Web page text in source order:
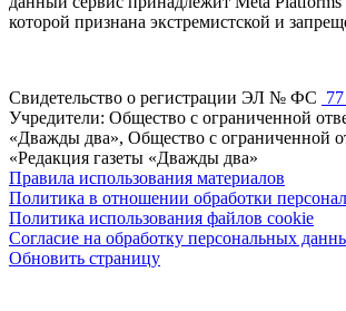
которой признана экстремистской и
Свидетельство о регистрации ЭЛ № ФС
Учредители: Общество с ограниченной
«Дважды два», Общество с ограниченной
«Редакция газеты «Дважды два»
Правила использования материалов
Политика в отношении обработки
Политика использования файлов cookie
Согласие на обработку персональных
Обновить страницу